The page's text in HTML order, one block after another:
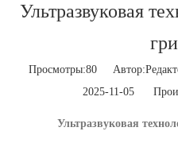
Ультразвуковая
Просмотры:80
2025-11-05
Ультразвуковая